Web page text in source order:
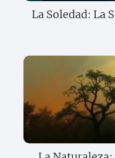
La Soledad: La